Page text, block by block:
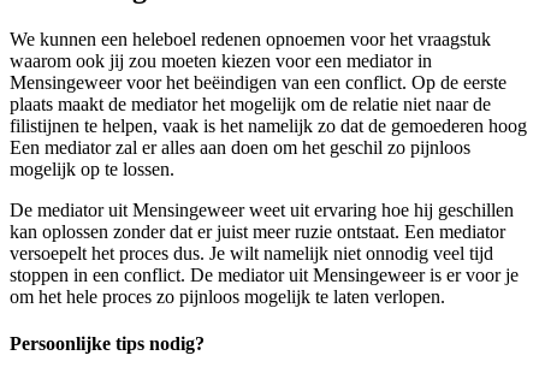
We kunnen een heleboel redenen opnoemen voor het vraagstuk
waarom ook jij zou moeten kiezen voor een mediator in
Mensingeweer voor het beëindigen van een conflict. Op de eerste
plaats maakt de mediator het mogelijk om de relatie niet naar de
filistijnen te helpen, vaak is het namelijk zo dat de gemoederen hoog
Een mediator zal er alles aan doen om het geschil zo pijnloos
mogelijk op te lossen.
De mediator uit Mensingeweer weet uit ervaring hoe hij geschillen
kan oplossen zonder dat er juist meer ruzie ontstaat. Een mediator
versoepelt het proces dus. Je wilt namelijk niet onnodig veel tijd
stoppen in een conflict. De mediator uit Mensingeweer is er voor je
om het hele proces zo pijnloos mogelijk te laten verlopen.
Persoonlijke tips nodig?